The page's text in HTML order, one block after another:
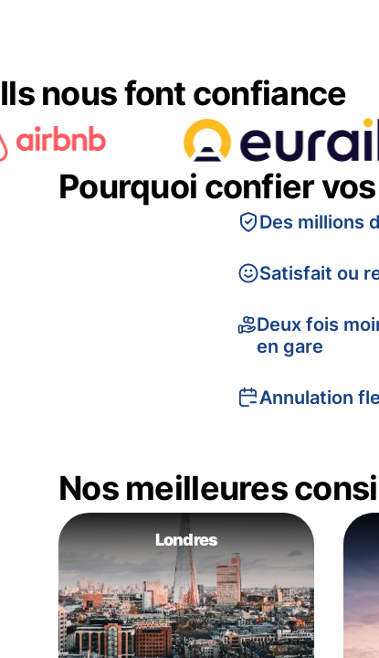
Ils nous font confiance
Pourquoi confier
Des millions
Satisfait ou
Deux fois
en gare
Annulation
Nos meilleures
Londres